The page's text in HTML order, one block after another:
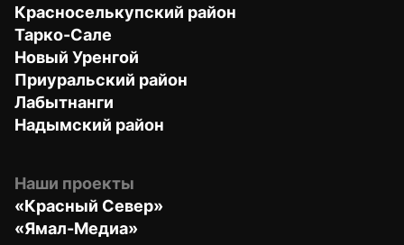
Красноселькупский район
Тарко-Сале
Новый Уренгой
Приуральский район
Лабытнанги
Надымский район
Наши проекты
«Красный Север»
«Ямал-Медиа»